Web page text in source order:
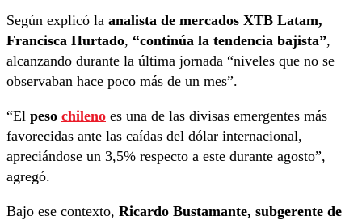
Según explicó la analista de mercados XTB Latam,
Francisca Hurtado, “continúa la tendencia bajista”,
alcanzando durante la última jornada “niveles que no se
observaban hace poco más de un mes”.
“El peso chileno es una de las divisas emergentes más
favorecidas ante las caídas del dólar internacional,
apreciándose un 3,5% respecto a este durante agosto”,
agregó.
Bajo ese contexto, Ricardo Bustamante, subgerente de